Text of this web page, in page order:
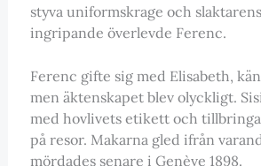
styva uniformskrage och
ingripande överlevde Ferenc.
Ferenc gifte sig med Elisabeth,
men äktenskapet blev olyckligt.
med hovlivets etikett och
på resor. Makarna gled ifrån
mördades senare i Genève 1898.